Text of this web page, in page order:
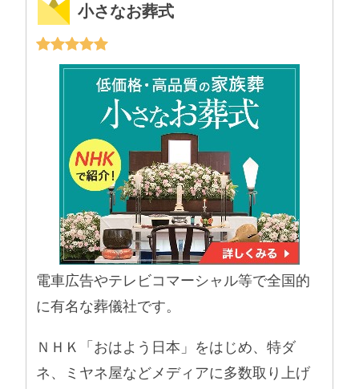
小さなお葬式
電車広告やテレビコマーシャル等で全国的
に有名な葬儀社です。
ＮＨＫ「おはよう日本」をはじめ、特ダ
ネ、ミヤネ屋などメディアに多数取り上げ